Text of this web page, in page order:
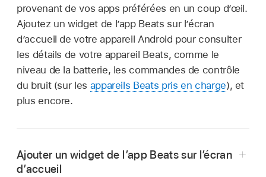
provenant de vos apps préférées en un coup d’œil.
Ajoutez un widget de l’app Beats sur l’écran
d’accueil de votre appareil Android pour consulter
les détails de votre appareil Beats, comme le
niveau de la batterie, les commandes de contrôle
du bruit (sur les appareils Beats pris en charge), et
plus encore.
Ajouter un widget de l’app Beats sur l’écran
d’accueil